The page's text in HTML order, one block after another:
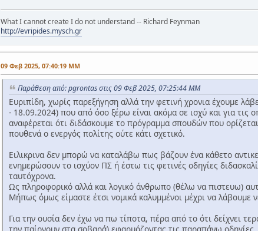
What I cannot create I do not understand -- Richard Feynman
http://evripides.mysch.gr
09 Φεβ 2025, 07:40:19 ΜΜ
Παράθεση από: pgrontas στις 09 Φεβ 2025, 07:25:44 ΜΜ
Ευριπίδη, χωρίς παρεξήγηση αλλά την φετινή χρονια έχουμε
- 18.09.2024) που από όσο ξέρω είναι ακόμα σε ισχύ και για
αναφέρεται ότι διδάσκουμε το πρόγραμμα σπουδών που
πουθενά ο ενεργός πολίτης ούτε κάτι σχετικό.
Ειλικρινα δεν μπορώ να καταλάβω πως βάζουν ένα κάθετο
ενημερώσουν το ισχύον ΠΣ ή έστω τις φετινές οδηγίες
ταυτόχρονα.
Ως πληροφορικό αλλά και λογικό άνθρωπο (θέλω να πιστευω)
Μήπως όμως είμαστε έτσι νομικά καλυμμένοι μέχρι να
Για την ουσία δεν έχω να πω τίποτα, πέρα από το ότι δείχνει
την παίρνουν στα σοβαρά) εφαρμόζοντας τις παραπάνω